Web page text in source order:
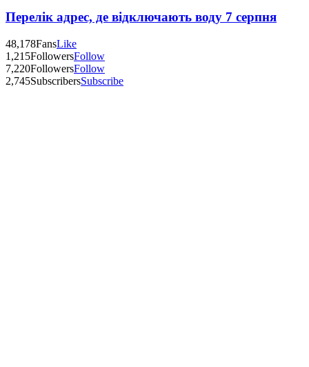
Перелік адрес, де відключають воду 7 серпня
48,178FansLike
1,215FollowersFollow
7,220FollowersFollow
2,745SubscribersSubscribe